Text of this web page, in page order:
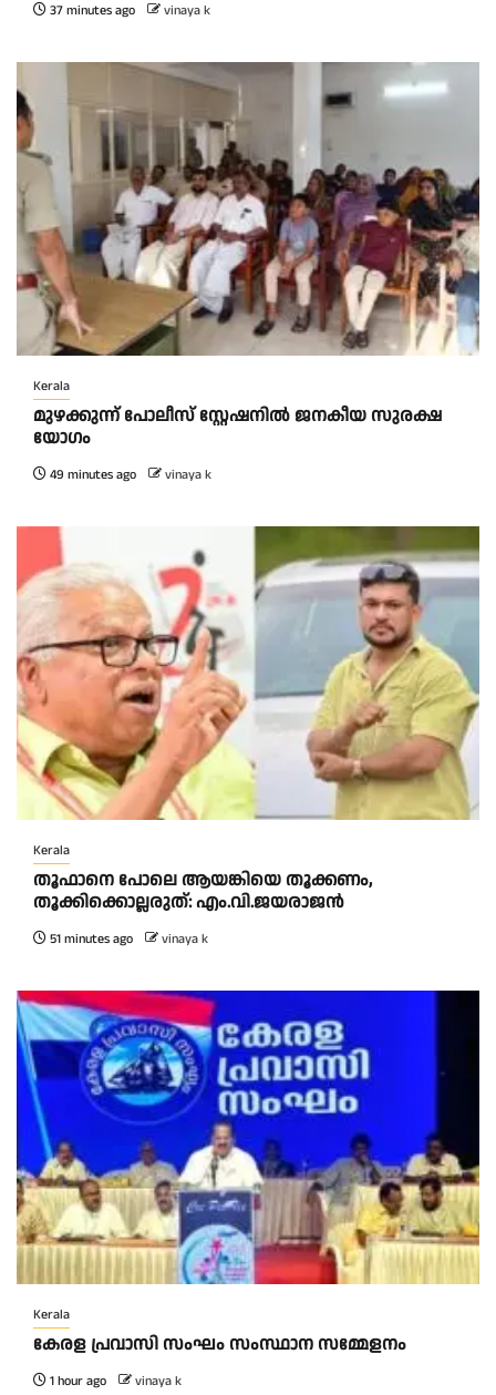
37 minutes ago vinaya k
Kerala
മുഴക്കുന്ന് പോലീസ് സ്റ്റേഷനിൽ ജനകീയ സുരക്ഷ
യോഗം
49 minutes ago vinaya k
Kerala
തൂഫാനെ പോലെ ആയങ്കിയെ തൂക്കണം,
തൂക്കിക്കൊല്ലരുത്: എം.വി.ജയരാജന്‍
51 minutes ago vinaya k
Kerala
കേരള പ്രവാസി സംഘം സംസ്ഥാന സമ്മേളനം
1 hour ago vinaya k